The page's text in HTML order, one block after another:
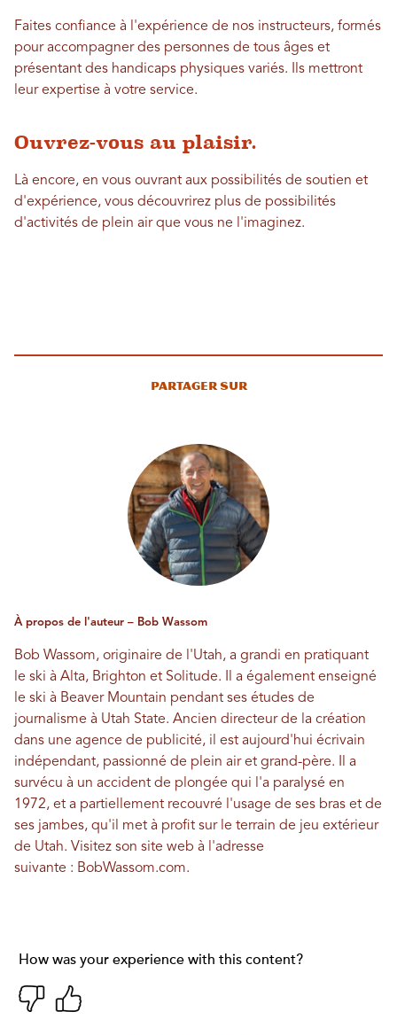
Faites confiance à l'expérience de nos instructeurs, formés
pour accompagner des personnes de tous âges et
présentant des handicaps physiques variés. Ils mettront
leur expertise à votre service.
Ouvrez-vous au plaisir.
Là encore, en vous ouvrant aux possibilités de soutien et
d'expérience, vous découvrirez plus de possibilités
d'activités de plein air que vous ne l'imaginez.
Partager sur
À propos de l'auteur – Bob Wassom
Bob Wassom, originaire de l'Utah, a grandi en pratiquant
le ski à Alta, Brighton et Solitude. Il a également enseigné
le ski à Beaver Mountain pendant ses études de
journalisme à Utah State. Ancien directeur de la création
dans une agence de publicité, il est aujourd'hui écrivain
indépendant, passionné de plein air et grand-père. Il a
survécu à un accident de plongée qui l'a paralysé en
1972, et a partiellement recouvré l'usage de ses bras et de
ses jambes, qu'il met à profit sur le terrain de jeu extérieur
de Utah. Visitez son site web à l'adresse
suivante : BobWassom.com.